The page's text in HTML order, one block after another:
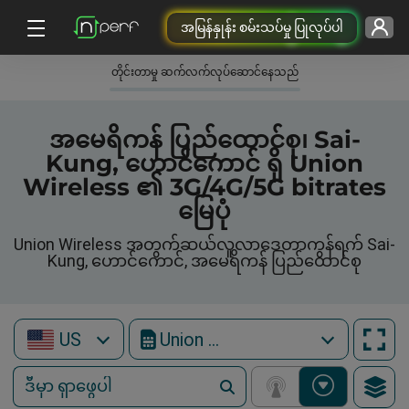
အမြန်နှုန်း စမ်းသပ်မှု ပြုလုပ်ပါ
တိုင်းတာမှု ဆက်လက်လုပ်ဆောင်နေသည်
အမေရိကန် ပြည်ထောင်စု၊ Sai-
Kung, ဟောင်ကောင် ရှိ Union
Wireless ၏ 3G/4G/5G bitrates
မြေပုံ
Union Wireless အတွက်ဆယ်လူလာဒေတာကွန်ရက် Sai-
Kung, ဟောင်ကောင်, အမေရိကန် ပြည်ထောင်စု
US Union Wireless